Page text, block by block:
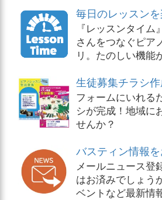
毎日のレッスンを
『レッスンタイ
さんをつなぐピア
リ。たのしい機能
生徒募集チラシ
フォームにいれる
シが完成！地域に
せんか？
バスティン情報を
メールニュース登
はお済みでしょう
ベントなど最新情